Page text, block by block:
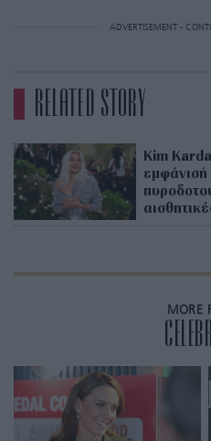
ADVERTISEMENT -
RELATED STORY
Kim
MORE